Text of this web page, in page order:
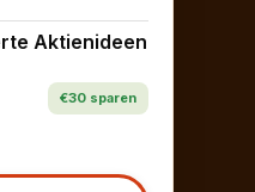
Aktienideen
€30 sparen